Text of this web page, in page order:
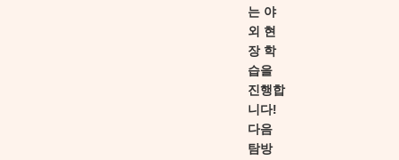
는 야
외 현
장 학
습을
진행합
니다!
다음
탐방